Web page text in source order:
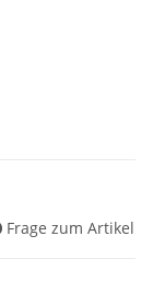
Frage zum Artikel